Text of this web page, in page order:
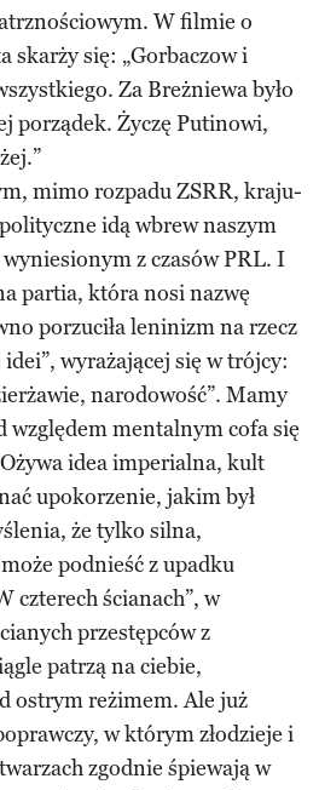
W filmie o
skarży się: „Gorbaczow i
Za Breżniewa było
porządek. Życzę Putinowi,
mimo rozpadu ZSRR, kraju-
idą wbrew naszym
z czasów PRL. I
partia, która nosi nazwę
porzuciła leninizm na rzecz
wyrażającej się w trójcy:
narodowość”. Mamy
względem mentalnym cofa się
idea imperialna, kult
upokorzenie, jakim był
że tylko silna,
podnieść z upadku
czterech ścianach”, w
przestępców z
patrzą na ciebie,
ostrym reżimem. Ale już
w którym złodzieje i
zgodnie śpiewają w